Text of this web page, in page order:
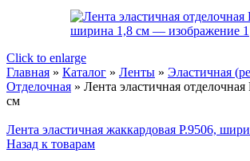
Click to enlarge
Главная » Каталог » Ленты » Эластичная
Отделочная » Лента эластичная
см
Лента эластичная жаккардовая Р.9506,
Назад к товарам